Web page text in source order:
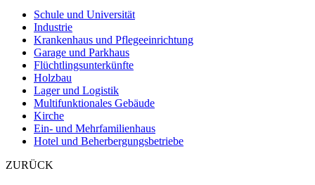
Schule und Universität
Industrie
Krankenhaus und Pflegeeinrichtung
Garage und Parkhaus
Flüchtlingsunterkünfte
Holzbau
Lager und Logistik
Multifunktionales Gebäude
Kirche
Ein- und Mehrfamilienhaus
Hotel und Beherbergungsbetriebe
ZURÜCK